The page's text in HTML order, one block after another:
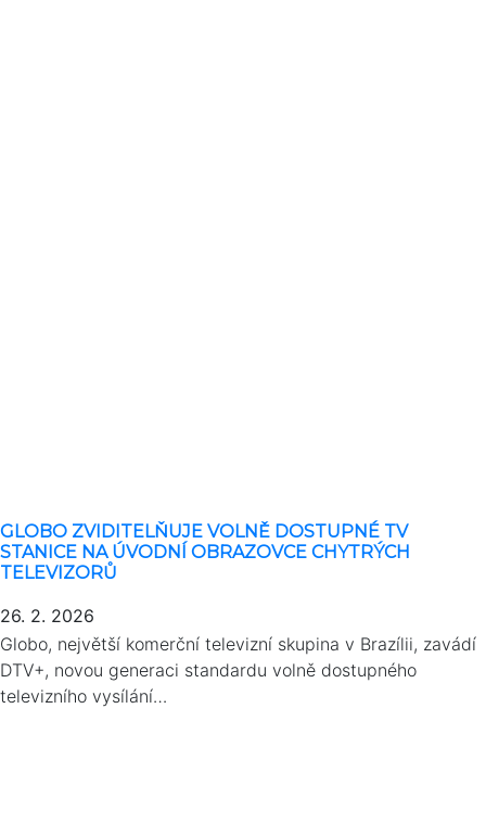
GLOBO ZVIDITELŇUJE VOLNĚ DOSTUPNÉ TV
STANICE NA ÚVODNÍ OBRAZOVCE CHYTRÝCH
TELEVIZORŮ
26. 2. 2026
Globo, největší komerční televizní skupina v Brazílii, zavádí
DTV+, novou generaci standardu volně dostupného
televizního vysílání…